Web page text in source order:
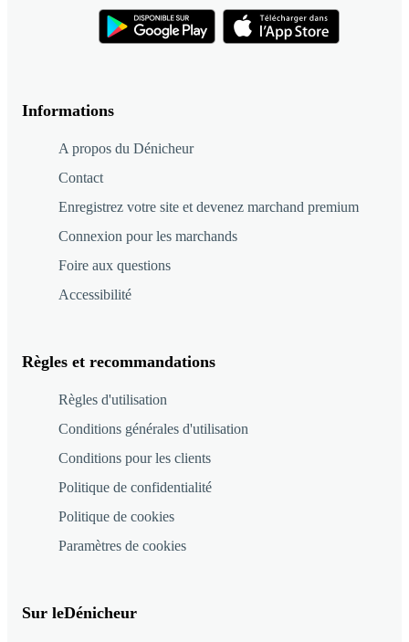
Informations
A propos du Dénicheur
Contact
Enregistrez votre site et devenez marchand premium
Connexion pour les marchands
Foire aux questions
Accessibilité
Règles et recommandations
Règles d'utilisation
Conditions générales d'utilisation
Conditions pour les clients
Politique de confidentialité
Politique de cookies
Paramètres de cookies
Sur leDénicheur